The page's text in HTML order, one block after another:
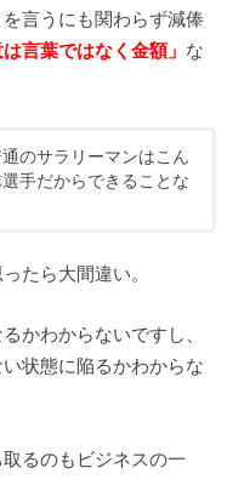
言うにも関わらず減俸
は言葉ではなく金額」 な
のサラリーマンはこん
手だからできることな
たら大間違い。
かわからないですし、
状態に陥るかわからな
るのもビジネスの一